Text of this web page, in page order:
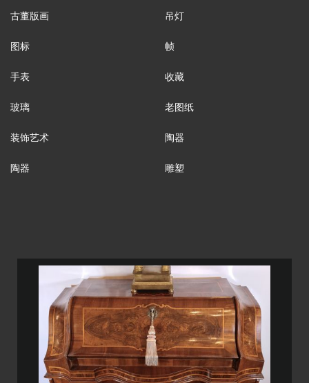
古董版画 吊灯
图标 帧
手表 收藏
玻璃 老图纸
装饰艺术 陶器
陶器 雕塑